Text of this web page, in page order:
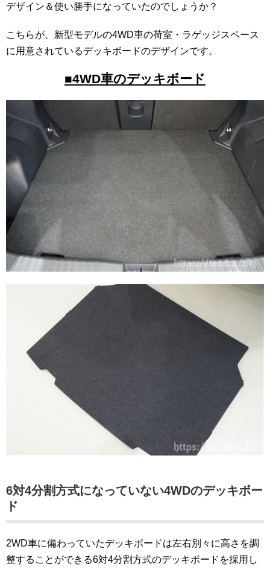
デザイン＆使い勝手になっていたのでしょうか？
こちらが、新型モデルの4WD車の荷室・ラゲッジスペース
に用意されているデッキボードのデザインです。
■4WD車のデッキボード
6対4分割方式になっていない4WDのデッキボー
ド
2WD車に備わっていたデッキボードは左右別々に高さを調
整することができる6対4分割方式のデッキボードを採用し